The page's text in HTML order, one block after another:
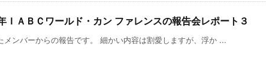
ＩＡＢＣワールド・カン ファレンスの報告会レポート３
メンバーからの報告です。 細かい内容は割愛しますが、浮か ...